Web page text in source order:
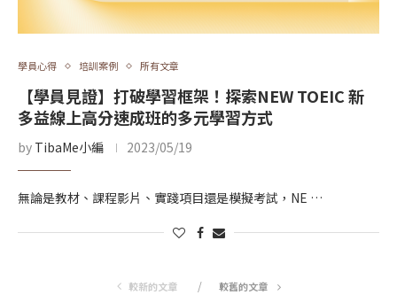
學員心得 培訓案例 所有文章
【學員見證】打破學習框架！探索NEW TOEIC 新
多益線上高分速成班的多元學習方式
by TibaMe小編 2023/05/19
無論是教材、課程影片、實踐項目還是模擬考試，NE …
較新的文章 較舊的文章